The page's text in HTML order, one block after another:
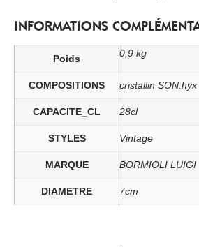
INFORMATIONS
Poids 0,9 kg
COMPOSITIONS cristallin SON.hyx
CAPACITE_CL 28cl
STYLES Vintage
MARQUE BORMIOLI LUIGI
DIAMETRE 7cm